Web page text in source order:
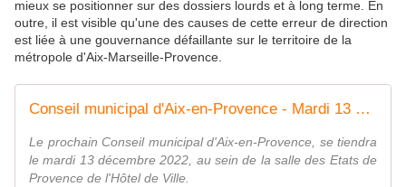
mieux se positionner sur des dossiers lourds et à long terme. En
outre, il est visible qu'une des causes de cette erreur de direction
est liée à une gouvernance défaillante sur le territoire de la
métropole d'Aix-Marseille-Provence.
Conseil municipal d'Aix-en-Provence - Mardi 13 décembre 2022
Le prochain Conseil municipal d'Aix-en-Provence, se tiendra
le mardi 13 décembre 2022, au sein de la salle des Etats de
Provence de l'Hôtel de Ville.